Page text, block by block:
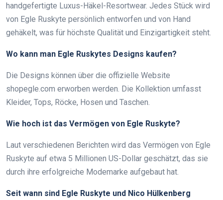
handgefertigte Luxus-Häkel-Resortwear. Jedes Stück wird
von Egle Ruskyte persönlich entworfen und von Hand
gehäkelt, was für höchste Qualität und Einzigartigkeit steht.
Wo kann man Egle Ruskytes Designs kaufen?
Die Designs können über die offizielle Website
shopegle.com erworben werden. Die Kollektion umfasst
Kleider, Tops, Röcke, Hosen und Taschen.
Wie hoch ist das Vermögen von Egle Ruskyte?
Laut verschiedenen Berichten wird das Vermögen von Egle
Ruskyte auf etwa 5 Millionen US-Dollar geschätzt, das sie
durch ihre erfolgreiche Modemarke aufgebaut hat.
Seit wann sind Egle Ruskyte und Nico Hülkenberg